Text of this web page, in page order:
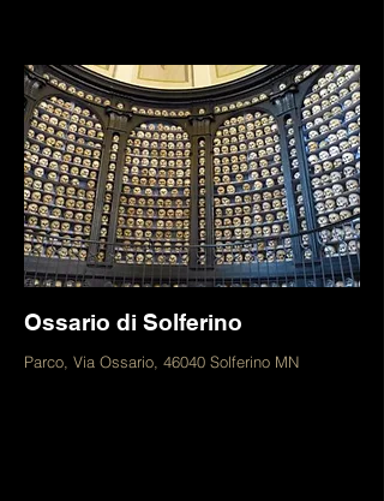
Ossario di Solferino
Parco, Via Ossario, 46040 Solferino MN